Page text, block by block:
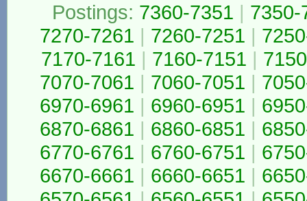
Postings: 7360-7351 | 7350-
7270-7261 | 7260-7251 |
7170-7161 | 7160-7151 |
7070-7061 | 7060-7051 |
6970-6961 | 6960-6951 |
6870-6861 | 6860-6851 |
6770-6761 | 6760-6751 |
6670-6661 | 6660-6651 |